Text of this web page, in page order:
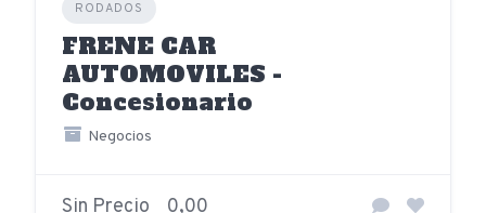
RODADOS
FRENE CAR
AUTOMOVILES -
Concesionario
Negocios
Sin Precio 0,00